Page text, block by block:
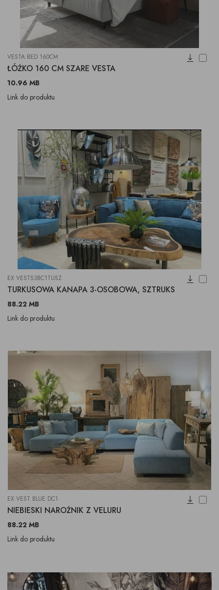
VESTA BED 160CM
ŁÓŻKO 160 CM SZARE VESTA
10.96 MB
Link do produktu
EX VESTS3BC1TUSZ
TURKUSOWA KANAPA 3-OSOBOWA, SZTRUKS
88.22 MB
Link do produktu
EX VEST BLUE DC1
NIEBIESKI NAROŻNIK Z VELURU
88.22 MB
Link do produktu